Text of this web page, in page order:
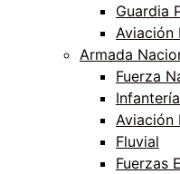
Guardia
Aviación
Armada
Fuerza
Infantería
Aviación
Fluvial
Fuerzas